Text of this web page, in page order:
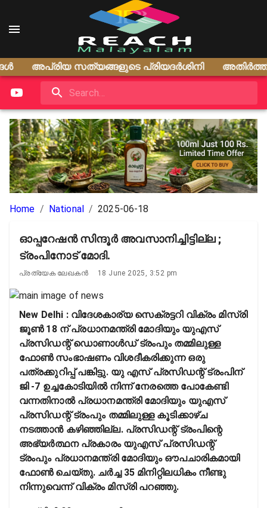
അപ്രിയ സത്യങ്ങളുടെ പ്രിയദർശിനി അതിർത്തി
Home / National / 2025-06-18
ഓപ്പറേഷൻ സിന്ദൂർ അവസാനിച്ചിട്ടില്ല ;
ട്രംപിനോട് മോദി.
പ്രത്യേക ലേഖകൻ 18 June 2025, 3:52 pm
New Delhi : വിദേശകാര്യ സെക്രട്ടറി വിക്രം മിസ്രി
ജൂൺ 18 ന് പ്രധാനമന്ത്രി മോദിയും യുഎസ്
പ്രസിഡന്റ് ഡൊണാൾഡ് ട്രംപും തമ്മിലുള്ള
ഫോൺ സംഭാഷണം വിശദീകരിക്കുന്ന ഒരു
പത്രക്കുറിപ്പ് പങ്കിട്ടു. യു എസ് പ്രസിഡന്റ് ട്രംപിന്
ജി -7 ഉച്ചകോടിയിൽ നിന്ന് നേരത്തെ പോകേണ്ടി
വന്നതിനാൽ പ്രധാനമന്ത്രി മോദിയും യുഎസ്
പ്രസിഡന്റ് ട്രംപും തമ്മിലുള്ള കൂടിക്കാഴ്ച
നടത്താൻ കഴിഞ്ഞില്ല. പ്രസിഡന്റ് ട്രംപിന്റെ
അഭ്യർത്ഥന പ്രകാരം യുഎസ് പ്രസിഡന്റ്
ട്രംപും പ്രധാനമന്ത്രി മോദിയും ഔപചാരികമായി
ഫോൺ ചെയ്തു. ചർച്ച 35 മിനിറ്റിലധികം നീണ്ടു
നിന്നുവെന്ന് വിക്രം മിസ്രി പറഞ്ഞു.